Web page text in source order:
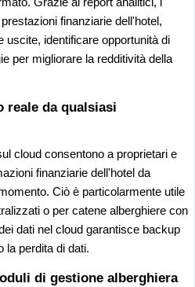
Grazie ai report analitici, i
finanziarie dell'hotel,
uscite, identificare opportunità di
per migliorare la redditività della
reale da qualsiasi
cloud consentono a proprietari e
finanziarie dell'hotel da
Ciò è particolarmente utile
o per catene alberghiere con
dati nel cloud garantisce backup
la perdita di dati.
di gestione alberghiera